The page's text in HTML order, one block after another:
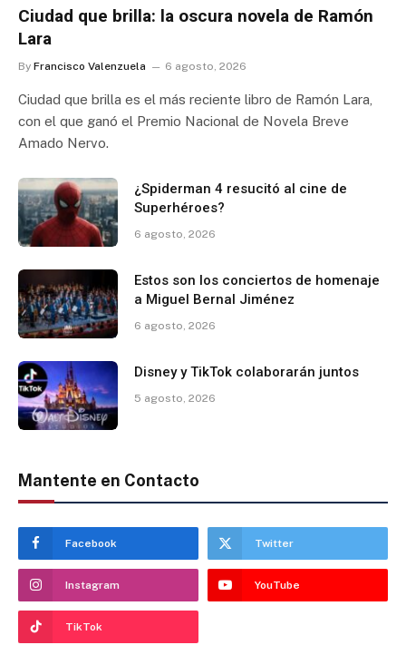
Ciudad que brilla: la oscura novela de Ramón
Lara
By Francisco Valenzuela 6 agosto, 2026
Ciudad que brilla es el más reciente libro de Ramón Lara,
con el que ganó el Premio Nacional de Novela Breve
Amado Nervo.
¿Spiderman 4 resucitó al cine de
Superhéroes?
6 agosto, 2026
Estos son los conciertos de homenaje
a Miguel Bernal Jiménez
6 agosto, 2026
Disney y TikTok colaborarán juntos
5 agosto, 2026
Mantente en Contacto
Facebook Twitter
Instagram YouTube
TikTok